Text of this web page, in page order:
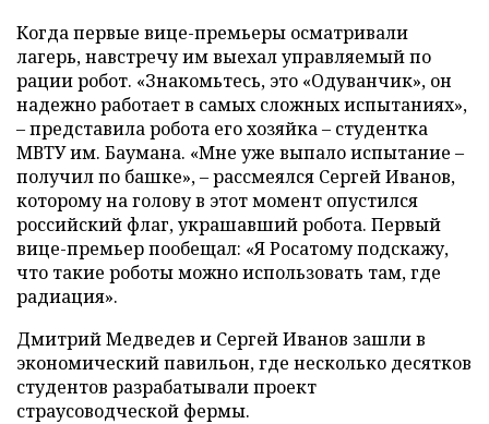
Когда первые вице-премьеры осматривали
лагерь, навстречу им выехал управляемый по
рации робот. «Знакомьтесь, это «Одуванчик», он
надежно работает в самых сложных испытаниях»,
– представила робота его хозяйка – студентка
МВТУ им. Баумана. «Мне уже выпало испытание –
получил по башке», – рассмеялся Сергей Иванов,
которому на голову в этот момент опустился
российский флаг, украшавший робота. Первый
вице-премьер пообещал: «Я Росатому подскажу,
что такие роботы можно использовать там, где
радиация».
Дмитрий Медведев и Сергей Иванов зашли в
экономический павильон, где несколько десятков
студентов разрабатывали проект
страусоводческой фермы.